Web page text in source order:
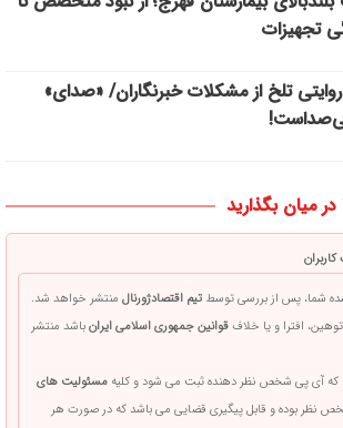
تجهیزات
روایتی تلخ از مشکلات خبرنگاران/ «صدای»
میان بگذارید
شما، پس از بررسی توسطتیم اقتصادژورنالمنتشر خواهد شد.
افترا و یا خلافقوانین جمهوری اسلامی ایرانباشد منتشر
که آی پی شخص نظر دهنده ثبت می شود و کلیهمسئولیت های
نظر بوده و قابل پیگیری قضایی می باشد که در صورت هر